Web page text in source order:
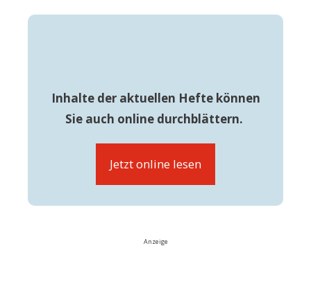
Inhalte der aktuellen Hefte können
Sie auch online durchblättern.
Jetzt online lesen
Anzeige